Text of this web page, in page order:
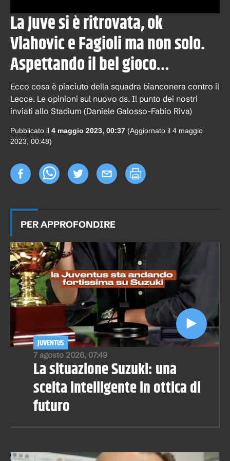
La Juve si è ritrovata, ok
Vlahovic e Fagioli ma non solo.
Aspettando il bel gioco…
Ecco cosa è piaciuto della squadra bianconera contro il
Lecce. Le opinioni sul nuovo ds. Il punto dei nostri
inviati allo Stadium (Daniele Galosso-Fabio Riva)
Pubblicato il 4 maggio 2023, 00:37 (Aggiornato il 4 maggio
2023, 00:48)
PER APPROFONDIRE
7 agosto 2026, 07:49
JUVENTUS
La situazione Suzuki: una
scelta intelligente in ottica di
futuro